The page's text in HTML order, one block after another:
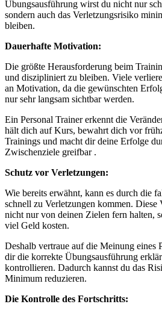
Übungsausführung wirst du nicht nur
sondern auch das Verletzungsrisiko
bleiben.
Dauerhafte Motivation:
Die größte Herausforderung beim
und diszipliniert zu bleiben. Viele
an Motivation, da die gewünschten
nur sehr langsam sichtbar werden.
Ein Personal Trainer erkennt die
hält dich auf Kurs, bewahrt dich vor
Trainings und macht dir deine Erfolge
Zwischenziele greifbar .
Schutz vor Verletzungen:
Wie bereits erwähnt, kann es durch die
schnell zu Verletzungen kommen. Diese
nicht nur von deinen Zielen fern halten,
viel Geld kosten.
Deshalb vertraue auf die Meinung eines
dir die korrekte Übungsausführung
kontrollieren. Dadurch kannst du das
Minimum reduzieren.
Die Kontrolle des Fortschritts: